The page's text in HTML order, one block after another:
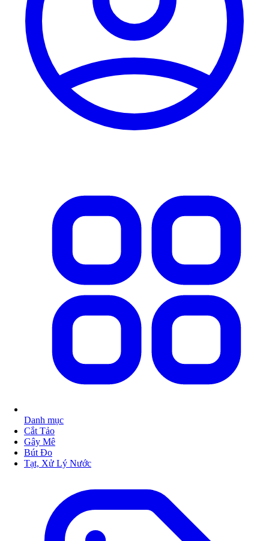
Danh mục
Cắt Tảo
Gây Mê
Bút Đo
Tạt, Xử Lý Nước